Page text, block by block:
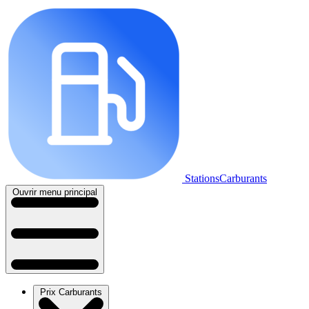
StationsCarburants
Ouvrir menu principal
Prix Carburants